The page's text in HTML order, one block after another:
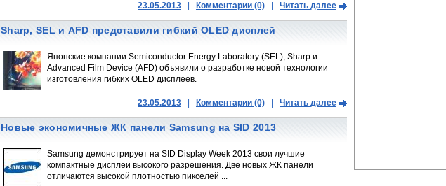
23.05.2013 Комментарии (0) Читать далее
Sharp, SEL и AFD представили гибкий OLED дисплей
Японские компании Semiconductor Energy Laboratory (SEL), Sharp и
Advanced Film Device (AFD) объявили о разработке новой технологии
изготовления гибких OLED дисплеев.
23.05.2013 Комментарии (0) Читать далее
Новые экономичные ЖК панели Samsung на SID 2013
Samsung демонстрирует на SID Display Week 2013 свои лучшие
компактные дисплеи высокого разрешения. Две новых ЖК панели
отличаются высокой плотностью пикселей ...